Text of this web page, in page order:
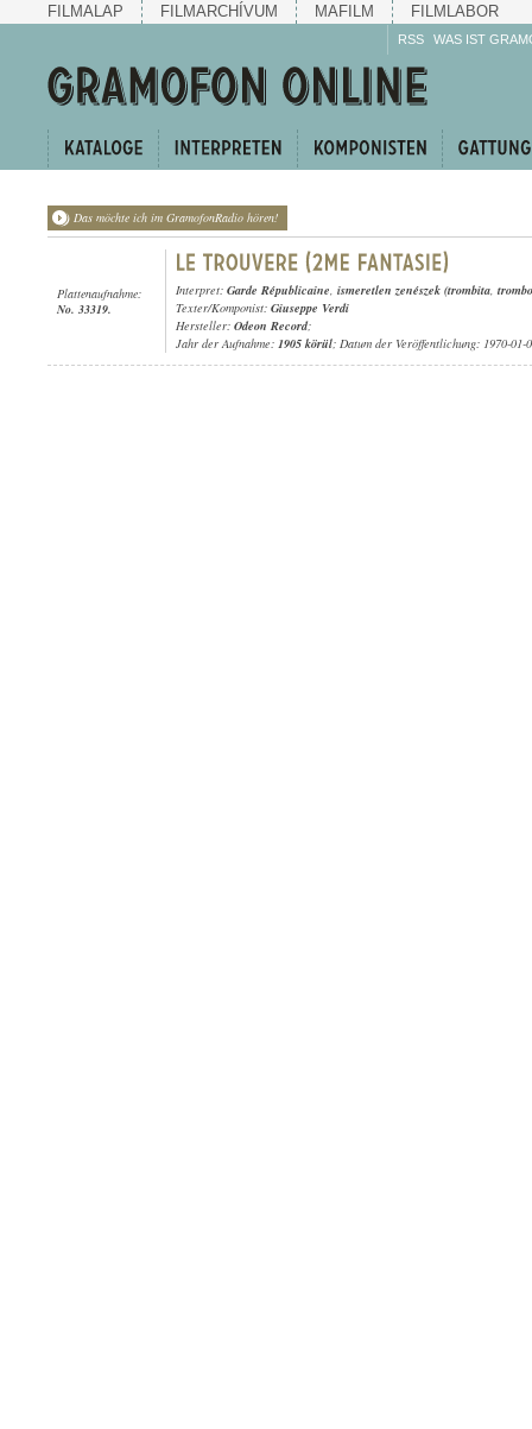
FILMALAP FILMARCHÍVUM MAFILM FILMLABOR
RSS WAS IST
Das möchte ich im GramofonRadio hören!
Plattenaufnahme:
No. 33319.
Interpret: Garde Républicaine, ismeretlen zenészek (trombita,
Texter/Komponist: Giuseppe Verdi
Hersteller: Odeon Record;
Jahr der Aufnahme: 1905 körül; Datum der Veröffentlichung: 1970-01-